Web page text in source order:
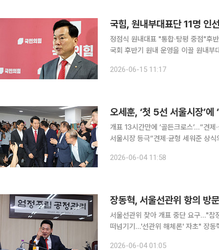
국힘, 원내부대표단 11명 인
정점식 원내대표 "통합·탕평 중점"후반기 원
국회 후반기 원내 운영을 이끌 원내부대표단 인선을
2026-06-15 11:17
개표 13시간만에 ‘골든크로스’…“견
서울시장 등극“견제·균형 세워준 상
2026-06-04 11:58
서울선관위 찾아 개표 중단 요구…"참
떠넘기기…'선관위 해체론' 자초" 장동혁 국민의힘 대표는 4일 서울지역 일부 투표소에서 발생한 투
2026-06-04 01:05